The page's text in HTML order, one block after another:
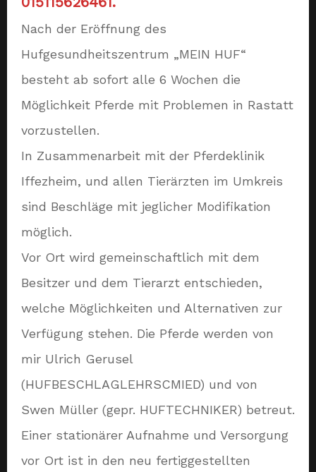
Nach der Eröffnung des
Hufgesundheitszentrum „MEIN HUF“
besteht ab sofort alle 6 Wochen die
Möglichkeit Pferde mit Problemen in Rastatt
vorzustellen.
In Zusammenarbeit mit der Pferdeklinik
Iffezheim, und allen Tierärzten im Umkreis
sind Beschläge mit jeglicher Modifikation
möglich.
Vor Ort wird gemeinschaftlich mit dem
Besitzer und dem Tierarzt entschieden,
welche Möglichkeiten und Alternativen zur
Verfügung stehen. Die Pferde werden von
mir Ulrich Gerusel
(HUFBESCHLAGLEHRSCMIED) und von
Swen Müller (gepr. HUFTECHNIKER) betreut.
Einer stationärer Aufnahme und Versorgung
vor Ort ist in den neu fertiggestellten